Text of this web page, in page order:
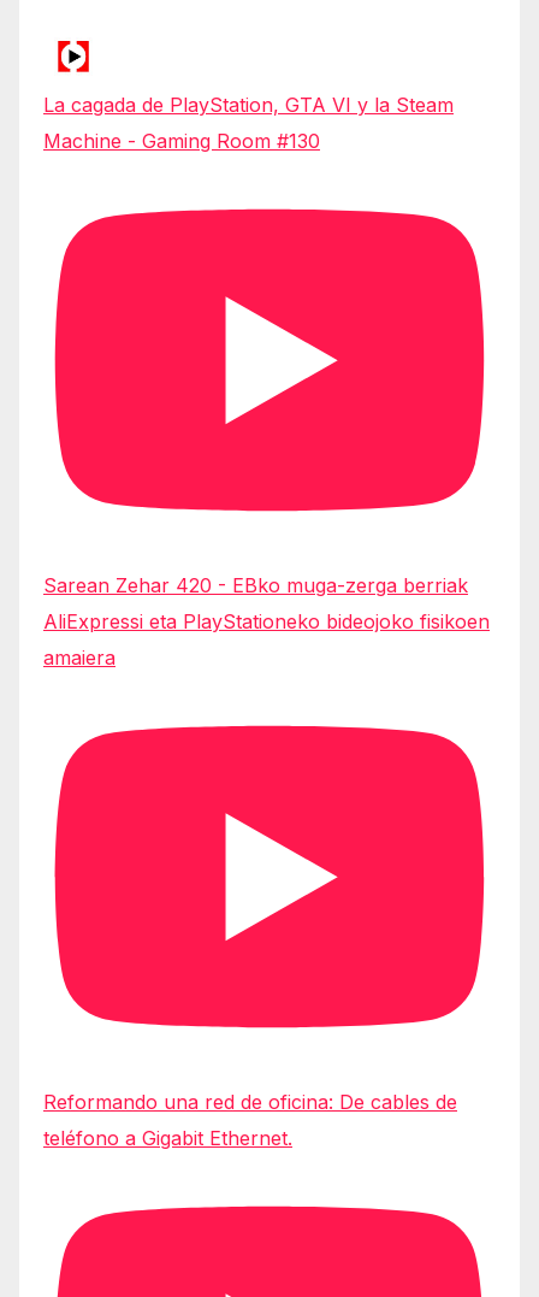
La cagada de PlayStation, GTA VI y la Steam
Machine - Gaming Room #130
Sarean Zehar 420 - EBko muga-zerga berriak
AliExpressi eta PlayStationeko bideojoko fisikoen
amaiera
Reformando una red de oficina: De cables de
teléfono a Gigabit Ethernet.